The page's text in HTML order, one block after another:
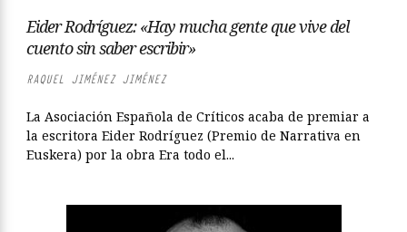
Eider Rodríguez: «Hay mucha gente que vive del
cuento sin saber escribir»
RAQUEL JIMÉNEZ JIMÉNEZ
La Asociación Española de Críticos acaba de premiar a
la escritora Eider Rodríguez (Premio de Narrativa en
Euskera) por la obra Era todo el...